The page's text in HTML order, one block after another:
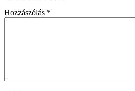
Hozzászólás *